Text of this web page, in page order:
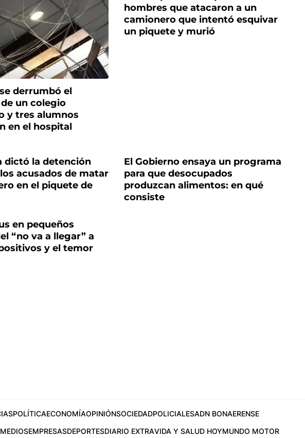
derrumbó el
un colegio
y tres alumnos
en el hospital
hombres que atacaron a un
camionero que intentó esquivar
un piquete y murió
dictó la detención
acusados de matar
en el piquete de
El Gobierno ensaya un programa
para que desocupados
produzcan alimentos: en qué
consiste
en pequeños
“no va a llegar” a
y el temor
POLÍTICAECONOMÍAOPINIÓNSOCIEDADPOLICIALESADN BONAERENSE
MEDIOSEMPRESASDEPORTESDIARIO EXTRAVIDA Y SALUD HOYMUNDO MOTOR